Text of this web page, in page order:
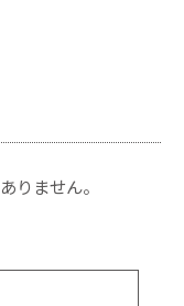
りません。